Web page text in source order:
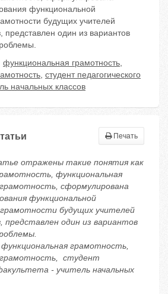
функциональной
будущих учителей
представлен один из вариантов
функциональная грамотность,
, студент педагогического
начальных классов
Печать
отражены такие понятия как
функциональная
сформулирована
функциональной
будущих учителей
представлен один из вариантов
грамотность,
студент
- учитель начальных